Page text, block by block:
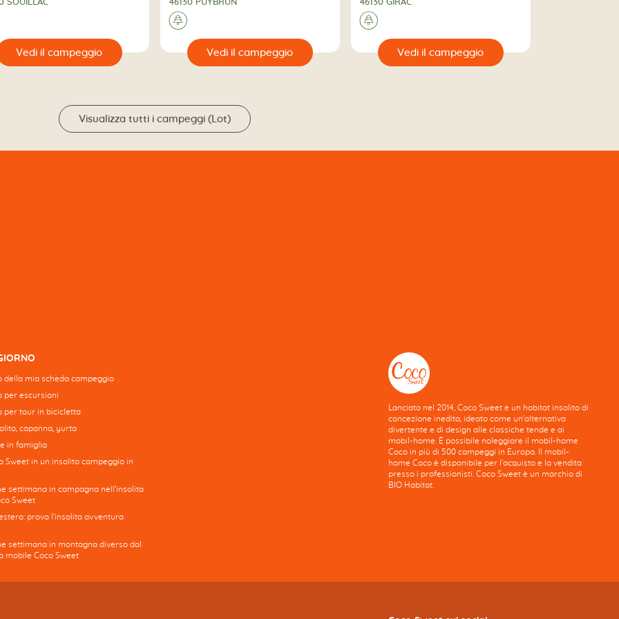
SOUILLAC
46130 PUYBRUN
🌲
Vedi il campeggio 🔍
46130 GIRAC
🌲
Vedi il campeggio 🔍
Visualizza tutti i campeggi (Lot)
della mia scheda campeggio
per escursioni
per tour in bicicletta
capanna, yurta
in famiglia
Sweet in un insolito campeggio in
settimana in campagna nell'insolita
Sweet
prova l'insolita avventura
settimana in montagna diverso dal
mobile Coco Sweet
Lanciato nel 2014, Coco Sweet è un habitat insolito di
concezione inedita, ideato come un'alternativa
divertente e di design alle classiche tende e ai
mobil-home. È possibile noleggiare il mobil-home
Coco in più di 500 campeggi in Europa. Il mobil-
home Coco è disponibile per l'acquisto e la vendita
presso i professionisti. Coco Sweet è un marchio di
BIO Habitat.